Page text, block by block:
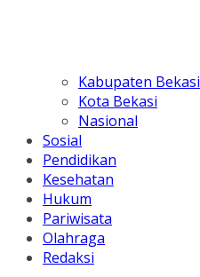
Kabupaten Bekasi
Kota Bekasi
Nasional
Sosial
Pendidikan
Kesehatan
Hukum
Pariwisata
Olahraga
Redaksi